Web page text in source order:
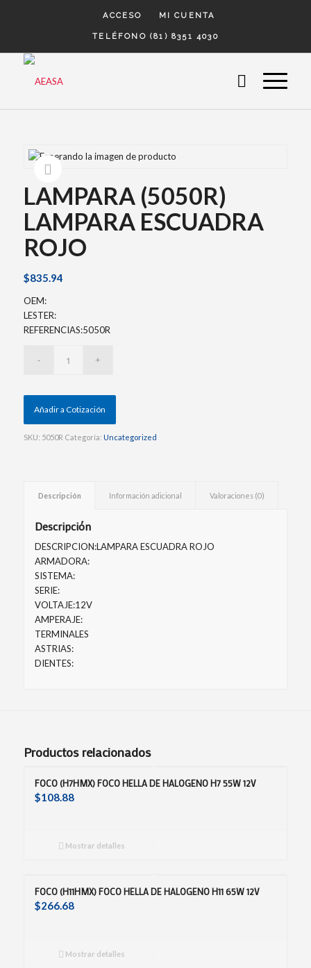
ACCESO MI CUENTA
TELÉFONO (81) 8351 4030
LAMPARA (5050R)
LAMPARA ESCUADRA
ROJO
$835.94
OEM:
LESTER:
REFERENCIAS:5050R
Añadir a Cotización
SKU: 5050R Categoría: Uncategorized
Descripción Información adicional Valoraciones (0)
Descripción
DESCRIPCION:LAMPARA ESCUADRA ROJO
ARMADORA:
SISTEMA:
SERIE:
VOLTAJE:12V
AMPERAJE:
TERMINALES
ASTRIAS:
DIENTES:
Productos relacionados
FOCO (H7HMX) FOCO HELLA DE HALOGENO H7 55W 12V
$108.88
Mostrar detalles
FOCO (H11HMX) FOCO HELLA DE HALOGENO H11 65W 12V
$266.68
Mostrar detalles